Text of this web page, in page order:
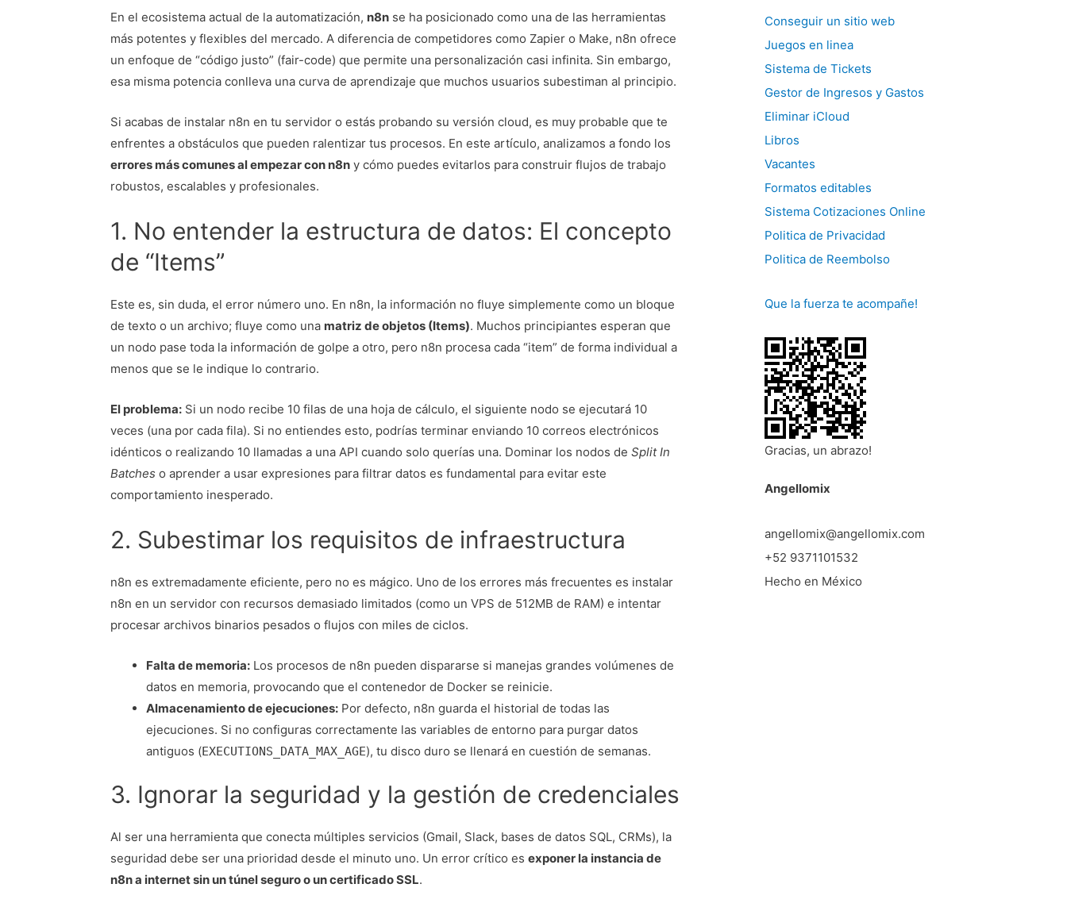
En el ecosistema actual de la automatización, n8nse ha posicionado como una de las herramientas
más potentes y flexibles del mercado. A diferencia de competidores como Zapier o Make, n8n ofrece
un enfoque de “código justo” (fair-code) que permite una personalización casi infinita. Sin embargo,
esa misma potencia conlleva una curva de aprendizaje que muchos usuarios subestiman al principio.
Si acabas de instalar n8n en tu servidor o estás probando su versión cloud, es muy probable que te
enfrentes a obstáculos que pueden ralentizar tus procesos. En este artículo, analizamos a fondo los
errores más comunes al empezar con n8ny cómo puedes evitarlos para construir flujos de trabajo
robustos, escalables y profesionales.
1. No entender la estructura de datos: El concepto
de “Items”
Este es, sin duda, el error número uno. En n8n, la información no fluye simplemente como un bloque
de texto o un archivo; fluye como una matriz de objetos (Items). Muchos principiantes esperan que
un nodo pase toda la información de golpe a otro, pero n8n procesa cada “item” de forma individual a
menos que se le indique lo contrario.
El problema:Si un nodo recibe 10 filas de una hoja de cálculo, el siguiente nodo se ejecutará 10
veces (una por cada fila). Si no entiendes esto, podrías terminar enviando 10 correos electrónicos
idénticos o realizando 10 llamadas a una API cuando solo querías una. Dominar los nodos de Split In
Batches o aprender a usar expresiones para filtrar datos es fundamental para evitar este
comportamiento inesperado.
2. Subestimar los requisitos de infraestructura
n8n es extremadamente eficiente, pero no es mágico. Uno de los errores más frecuentes es instalar
n8n en un servidor con recursos demasiado limitados (como un VPS de 512MB de RAM) e intentar
procesar archivos binarios pesados o flujos con miles de ciclos.
Falta de memoria:Los procesos de n8n pueden dispararse si manejas grandes volúmenes de
datos en memoria, provocando que el contenedor de Docker se reinicie.
Almacenamiento de ejecuciones:Por defecto, n8n guarda el historial de todas las
ejecuciones. Si no configuras correctamente las variables de entorno para purgar datos
antiguos (EXECUTIONS_DATA_MAX_AGE), tu disco duro se llenará en cuestión de semanas.
3. Ignorar la seguridad y la gestión de credenciales
Al ser una herramienta que conecta múltiples servicios (Gmail, Slack, bases de datos SQL, CRMs), la
seguridad debe ser una prioridad desde el minuto uno. Un error crítico es exponer la instancia de
n8n a internet sin un túnel seguro o un certificado SSL.
Conseguir un sitio web
Juegos en linea
Sistema de Tickets
Gestor de Ingresos y Gastos
Eliminar iCloud
Libros
Vacantes
Formatos editables
Sistema Cotizaciones Online
Politica de Privacidad
Politica de Reembolso
Que la fuerza te acompañe!
Gracias, un abrazo!
Angellomix
angellomix@angellomix.com
+52 9371101532
Hecho en México